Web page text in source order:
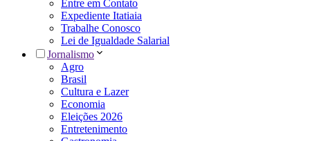
Entre em Contato
Expediente Itatiaia
Trabalhe Conosco
Lei de Igualdade Salarial
Jornalismo
Agro
Brasil
Cultura e Lazer
Economia
Eleições 2026
Entretenimento